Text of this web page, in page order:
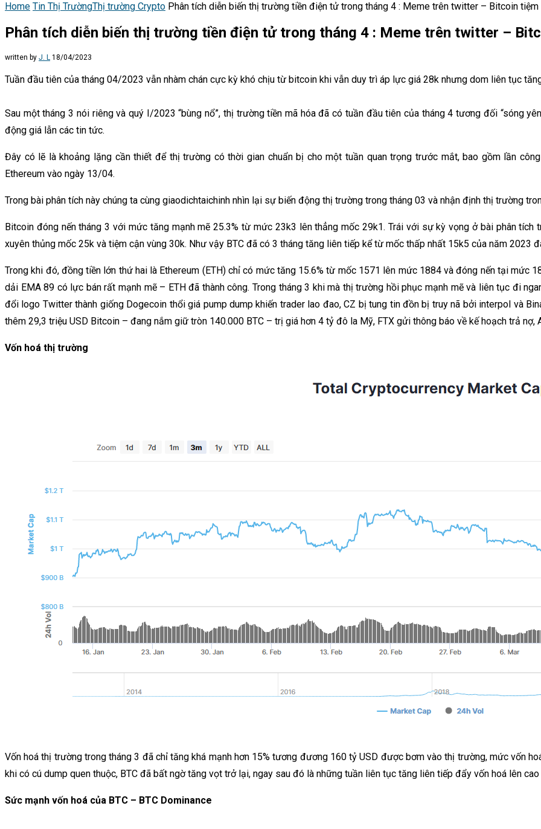
Home Tin Thị TrườngThị trường Crypto Phân tích diễn biến thị trường tiền điện tử trong tháng 4 : Meme trên twitter – Bitcoin
Phân tích diễn biến thị trường tiền điện tử trong tháng 4 : Meme trên twitter –
written by J. L 18/04/2023
Tuần đầu tiên của tháng 04/2023 vẫn nhàm chán cực kỳ khó chịu từ bitcoin khi vẫn duy trì áp lực giá 28k nhưng dom liên tục
Sau một tháng 3 nói riêng và quý I/2023 “bùng nổ”, thị trường tiền mã hóa đã có tuần đầu tiên của tháng 4 tương đối “sóng
động giá lẫn các tin tức.
Đây có lẽ là khoảng lặng cần thiết để thị trường có thời gian chuẩn bị cho một tuần quan trọng trước mắt, bao gồm lần
Ethereum vào ngày 13/04.
Trong bài phân tích này chúng ta cùng giaodichtaichinh nhìn lại sự biến động thị trường trong tháng 03 và nhận định thị trường
Bitcoin đóng nến tháng 3 với mức tăng mạnh mẽ 25.3% từ mức 23k3 lên thẳng mốc 29k1. Trái với sự kỳ vọng ở bài phân tích
xuyên thủng mốc 25k và tiệm cận vùng 30k. Như vậy BTC đã có 3 tháng tăng liên tiếp kể từ mốc thấp nhất 15k5 của năm 2023
Trong khi đó, đồng tiền lớn thứ hai là Ethereum (ETH) chỉ có mức tăng 15.6% từ mốc 1571 lên mức 1884 và đóng nến tại mức
dải EMA 89 có lực bán rất mạnh mẽ – ETH đã thành công. Trong tháng 3 khi mà thị trường hồi phục mạnh mẽ và liên tục đi
đổi logo Twitter thành giống Dogecoin thổi giá pump dump khiến trader lao đao, CZ bị tung tin đồn bị truy nã bởi interpol và
thêm 29,3 triệu USD Bitcoin – đang nắm giữ tròn 140.000 BTC – trị giá hơn 4 tỷ đô la Mỹ, FTX gửi thông báo về kế hoạch trả
Vốn hoá thị trường
Vốn hoá thị trường trong tháng 3 đã chỉ tăng khá mạnh hơn 15% tương đương 160 tỷ USD được bơm vào thị trường, mức vốn
khi có cú dump quen thuộc, BTC đã bất ngờ tăng vọt trở lại, ngay sau đó là những tuần liên tục tăng liên tiếp đẩy vốn hoá lên
Sức mạnh vốn hoá của BTC – BTC Dominance